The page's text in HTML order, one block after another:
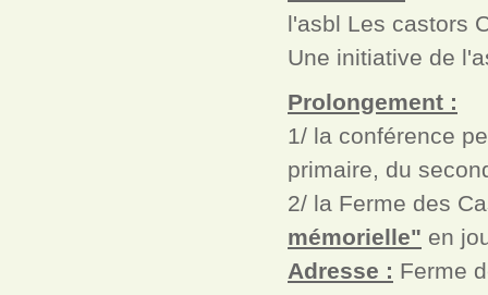
l'asbl Les castors
Une initiative de
Prolongement :
1/ la conférence
primaire, du
2/ la Ferme des
mémorielle" en
Adresse : Ferme